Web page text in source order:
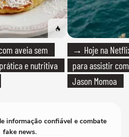
aveia sem
e nutritiva
→ Hoje na
para assistir
Jason Momoa
informação confiável e combate
fake news.